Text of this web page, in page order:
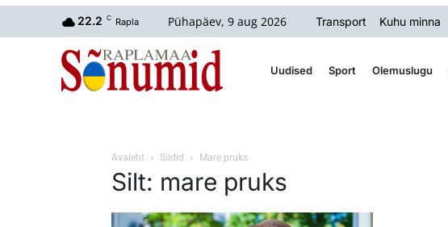
22.2 C Rapla Pühapäev, 9 aug 2026 Transport Kuhu minna
Uudised Sport Olemuslugu
Avaleht Sildid Mare pruks
Silt: mare pruks